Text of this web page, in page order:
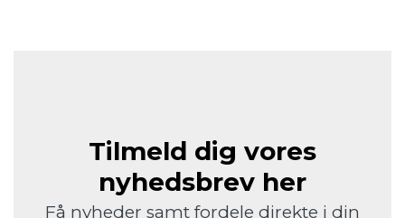
Tilmeld dig vores
nyhedsbrev her
Få nyheder samt fordele direkte i din